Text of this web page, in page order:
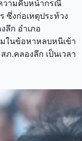
ความคืบหน้ากรณี
ซึ่งก่อเหตุประท้วง
ลึก อำเภอ
ในข้อหาหลบหนีเข้า
ภ.คลองลึก เป็นเวลา